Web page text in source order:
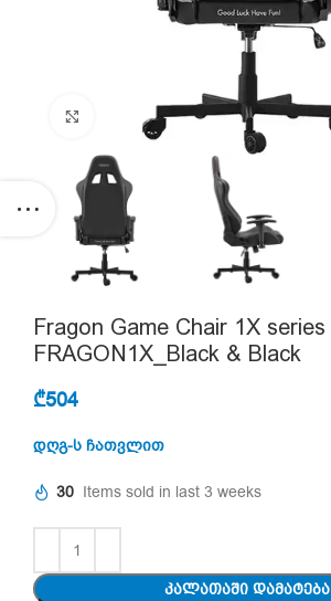
Click to enlarge
Fragon Game Chair 1X series
FRAGON1X_Black & Black
₾504
დღგ-ს ჩათვლით
30 Items sold in last 3 weeks
ᲙᲐᲚᲐᲗᲐᲨᲘ ᲓᲐᲛᲐᲢᲔᲑᲐ